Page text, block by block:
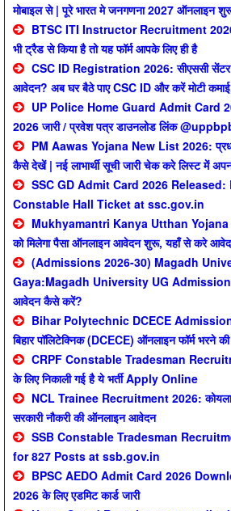
मोबाइल से | पूरे भारत मे जनगणना 2027 ऑनलाइन
BTSC ITI Instructor Recruitment
भी ट्रैड से किया है तो यह फॉर्म आपके लिए ही है
CSC ID Registration 2026: सीएससी
आवेदन? अब घर बैठे पाए CSC ID और करें मोटी
UP Police Home Guard Admit Card
2026 जारी / प्रवेश पत्र डाउनलोड लिंक
PM Aawas Yojana New List 2026:
कैसे देखें | नई लाभार्थी सूची जारी चेक करे लिस्ट में
SSC GD Admit Card 2026
Constable Hall Ticket at ssc.gov.in
Mukhyamantri Kanya Utthan Yojana
को मिलेगा पैसा ऑनलाइन आवेदन शुरू, यहाँ से करे
(Admissions 2026-30) Magadh
Gaya:Magadh University UG Admission
आवेदन कैसे करें?
Bihar Polytechnic DCECE
बिहार पॉलिटेक्निक (DCECE) ऑनलाइन फॉर्म भरने
CRPF Constable Tradesman
के लिए निकाली गई है ये भर्ती Apply Online
NCL Trainee Recruitment 2026:
सरकारी नौकरी की ऑनलाइन आवेदन
SSB Constable Tradesman
for 827 Posts at ssb.gov.in
BPSC AEDO Admit Card 2026
2026 के लिए एडमिट कार्ड जारी